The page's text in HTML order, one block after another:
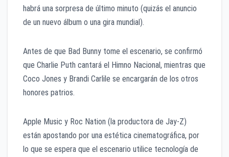
habrá una sorpresa de último minuto (quizás el anuncio
de un nuevo álbum o una gira mundial).
​Antes de que Bad Bunny tome el escenario, se confirmó
que Charlie Puth cantará el Himno Nacional, mientras que
Coco Jones y Brandi Carlile se encargarán de los otros
honores patrios.
Apple Music y Roc Nation (la productora de Jay-Z)
están apostando por una estética cinematográfica, por
lo que se espera que el escenario utilice tecnología de